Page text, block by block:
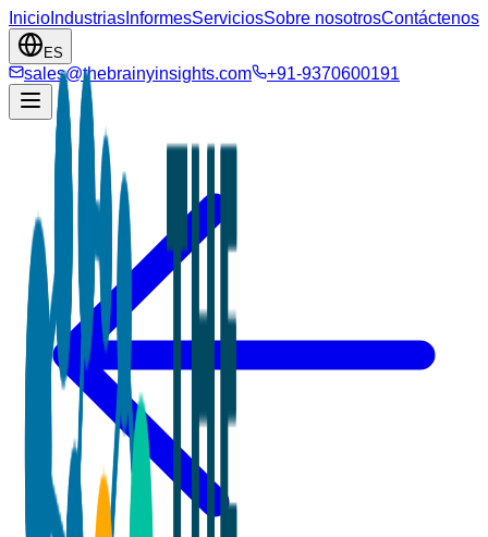
Inicio Industrias InformesServiciosSobre nosotrosContáctenos
ES
sales@thebrainyinsights.com +91-9370600191